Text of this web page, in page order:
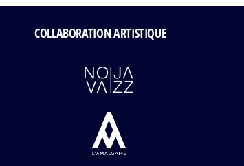
COLLABORATION ARTISTIQUE